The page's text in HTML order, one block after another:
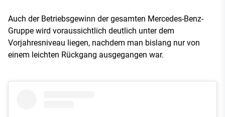
Auch der Betriebsgewinn der gesamten Mercedes-Benz-
Gruppe wird voraussichtlich deutlich unter dem
Vorjahresniveau liegen, nachdem man bislang nur von
einem leichten Rückgang ausgegangen war.